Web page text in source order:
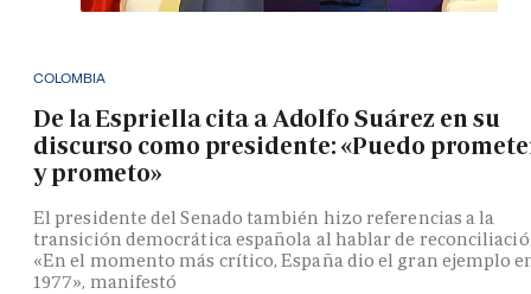
COLOMBIA
De la Espriella cita a Adolfo Suárez en su
discurso como presidente: «Puedo
y prometo»
El presidente del Senado también hizo referencias a la
transición democrática española al hablar de
«En el momento más crítico, España dio el gran ejemplo
1977», manifestó